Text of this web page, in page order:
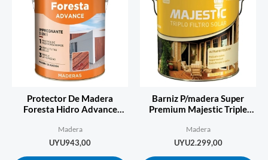
Protector De Madera
Foresta Hidro Advance
Madera
UYU943,00
múltiples
variantes.
opciones
pueden
Barniz P/madera Super
Premium Majestic Triple
Madera
UYU2.299,00